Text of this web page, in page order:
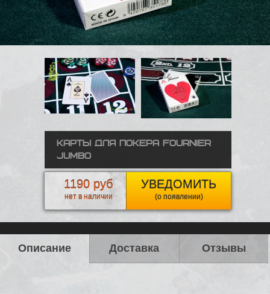
Карты для покера Fournier
Jumbo
УВЕДОМИТЬ
(о появлении)
1190 руб
нет в наличии
Описание Доставка Отзывы